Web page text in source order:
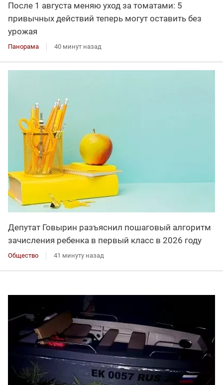
После 1 августа меняю уход за томатами: 5
привычных действий теперь могут оставить без
урожая
Панорама 40 минут назад
Депутат Говырин разъяснил пошаговый алгоритм
зачисления ребенка в первый класс в 2026 году
Общество 41 минуту назад